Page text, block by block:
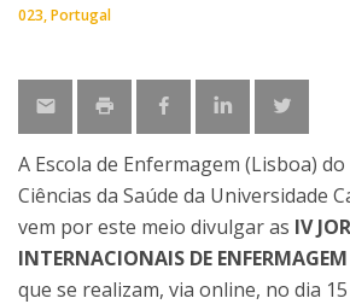
023 Portugal
A Escola de Enfermagem (Lisboa)
Ciências da Saúde da Universidade
vem por este meio divulgar as IV
INTERNACIONAIS DE
que se realizam, via online, no dia